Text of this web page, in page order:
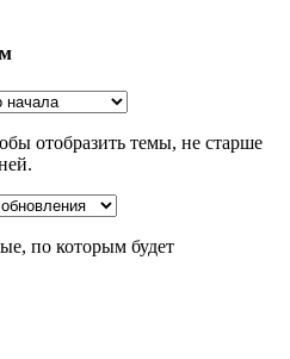
отобразить темы, не старше
по которым будет